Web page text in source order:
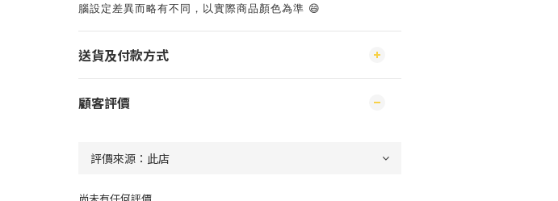
腦設定差異而略有不同，以實際商品顏色為準 😄
送貨及付款方式
顧客評價